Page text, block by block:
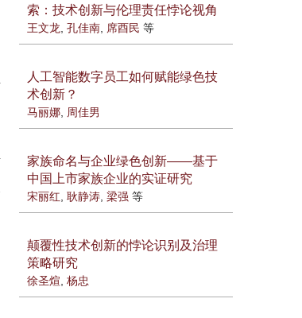
索：技术创新与伦理责任悖论视角
王文龙 孔佳南, 席酉民 等
人工智能数字员工如何赋能绿色技
术创新？
马丽娜, 周佳男
家族命名与企业绿色创新——基于
中国上市家族企业的实证研究
宋丽红 耿静涛, 梁强 等
颠覆性技术创新的悖论识别及治理
策略研究
徐圣煊 杨忠